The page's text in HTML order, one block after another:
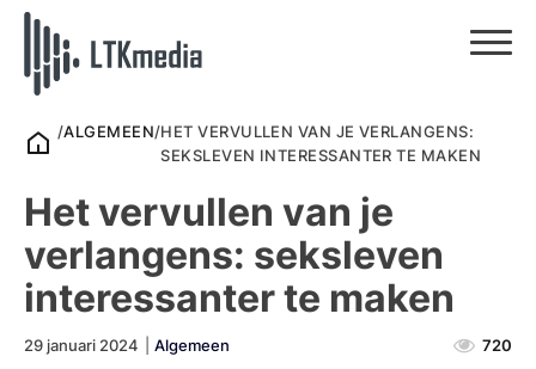
/ALGEMEEN/HET VERVULLEN VAN JE VERLANGENS:
SEKSLEVEN INTERESSANTER TE MAKEN
Het vervullen van je
verlangens: seksleven
interessanter te maken
29 januari 2024 Algemeen 720